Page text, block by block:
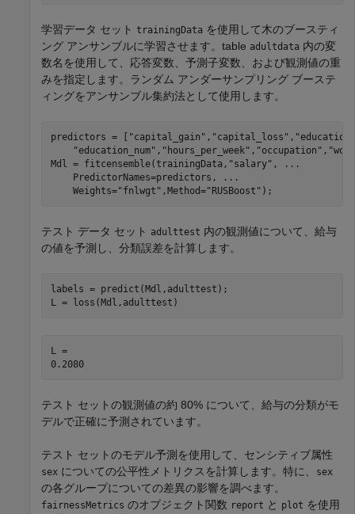
学習データ セット trainingData を使用して木のブースティ
ング アンサンブルに学習させます。table adultdata 内の変
数名を使用して、応答変数、予測子変数、および観測値の重
みを指定します。ランダム アンダーサンプリング ブーステ
ィングをアンサンブル集約法として使用します。
predictors = [ "capital_gain" , "capital_loss" , "education"
"education_num" , "hours_per_week" , "occupation" ,
Mdl = fitcensemble(trainingData, "salary" ,
...
    PredictorNames=predictors,
...
    Weights=
"fnlwgt" ,Method="RUSBoost" );
テスト データ セット adulttest 内の観測値について、給与
の値を予測し、分類誤差を計算します。
labels = predict(Mdl,adulttest);
L = loss(Mdl,adulttest)
L =
0.2080
テスト セットの観測値の約 80% について、給与の分類がモ
デルで正確に予測されています。
テスト セットのモデル予測を使用して、センシティブ属性
sex についての公平性メトリクスを計算します。特に、 sex
の各グループについての差異の影響を調べます。
fairnessMetrics のオブジェクト関数 report と plot を使用